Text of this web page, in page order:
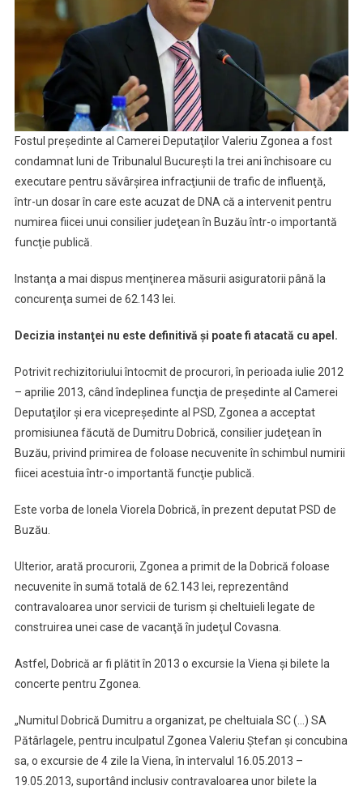
Fostul preşedinte al Camerei Deputaţilor Valeriu Zgonea a fost
condamnat luni de Tribunalul Bucureşti la trei ani închisoare cu
executare pentru săvârşirea infracţiunii de trafic de influenţă,
într-un dosar în care este acuzat de DNA că a intervenit pentru
numirea fiicei unui consilier judeţean în Buzău într-o importantă
funcţie publică.
Instanţa a mai dispus menţinerea măsurii asiguratorii până la
concurenţa sumei de 62.143 lei.
Decizia instanţei nu este definitivă şi poate fi atacată cu apel.
Potrivit rechizitoriului întocmit de procurori, în perioada iulie 2012
– aprilie 2013, când îndeplinea funcţia de preşedinte al Camerei
Deputaţilor şi era vicepreşedinte al PSD, Zgonea a acceptat
promisiunea făcută de Dumitru Dobrică, consilier judeţean în
Buzău, privind primirea de foloase necuvenite în schimbul numirii
fiicei acestuia într-o importantă funcţie publică.
Este vorba de Ionela Viorela Dobrică, în prezent deputat PSD de
Buzău.
Ulterior, arată procurorii, Zgonea a primit de la Dobrică foloase
necuvenite în sumă totală de 62.143 lei, reprezentând
contravaloarea unor servicii de turism şi cheltuieli legate de
construirea unei case de vacanţă în judeţul Covasna.
Astfel, Dobrică ar fi plătit în 2013 o excursie la Viena şi bilete la
concerte pentru Zgonea.
„Numitul Dobrică Dumitru a organizat, pe cheltuiala SC (…) SA
Pătârlagele, pentru inculpatul Zgonea Valeriu Ştefan şi concubina
sa, o excursie de 4 zile la Viena, în intervalul 16.05.2013 –
19.05.2013, suportând inclusiv contravaloarea unor bilete la